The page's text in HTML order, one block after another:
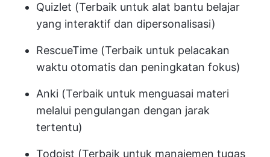
Quizlet (Terbaik untuk alat bantu belajar
yang interaktif dan dipersonalisasi)
RescueTime (Terbaik untuk pelacakan
waktu otomatis dan peningkatan fokus)
Anki (Terbaik untuk menguasai materi
melalui pengulangan dengan jarak
tertentu)
Todoist (Terbaik untuk manajemen tugas